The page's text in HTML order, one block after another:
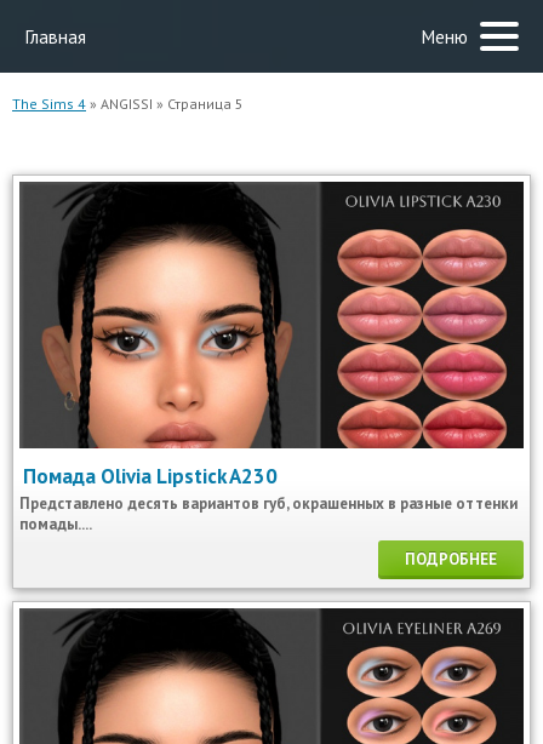
Главная Меню
The Sims 4 » ANGISSI » Страница 5
Помада Olivia Lipstick A230
Представлено десять вариантов губ, окрашенных в разные оттенки
помады....
ПОДРОБНЕЕ